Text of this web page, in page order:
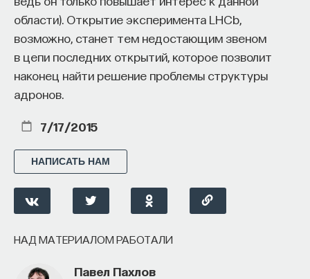
области). Открытие эксперимента LHCb,
возможно, станет тем недостающим звеном
в цепи последних открытий, которое позволит
наконец найти решение проблемы структуры
адронов.
7/17/2015
НАПИСАТЬ НАМ
НАД МАТЕРИАЛОМ РАБОТАЛИ
Павел Пахлов